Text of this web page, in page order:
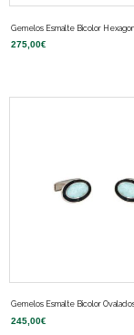
Gemelos Esmalte Bicolor
275,00€
Gemelos Esmalte Bicolor
245,00€